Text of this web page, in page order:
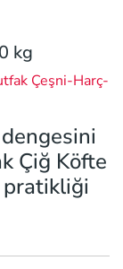
kg
Çeşni-Harç-
Çiğ Köfte
pratikliği